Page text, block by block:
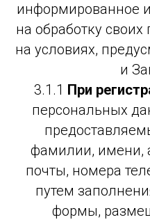
информированное
на обработку
на условиях,
и
3.1.1 При
персональных
фамилии, имени,
почты, номера
путем
формы,